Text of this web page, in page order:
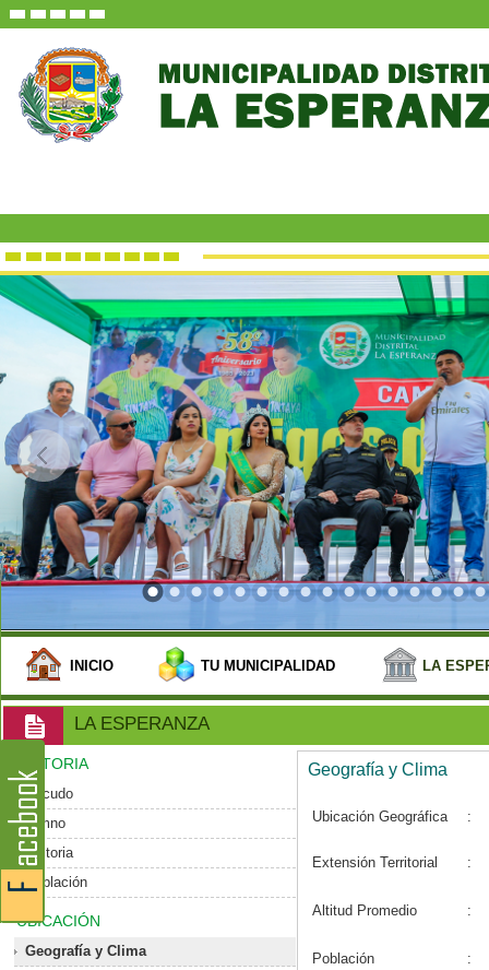
INICIO TU MUNICIPALIDAD LA
LA ESPERANZA
HISTORIA
Escudo
Himno
Historia
Población
UBICACIÓN
Geografía y Clima
Geografía y Clima
Ubicación Geográfica :
Extensión Territorial :
Altitud Promedio :
Población :